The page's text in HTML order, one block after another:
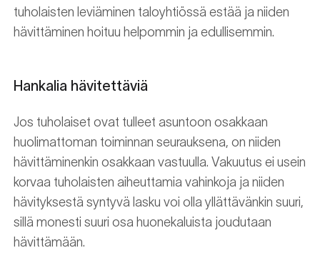
tuholaisten leviäminen taloyhtiössä estää ja niiden
hävittäminen hoituu helpommin ja edullisemmin.
Hankalia hävitettäviä
Jos tuholaiset ovat tulleet asuntoon osakkaan
huolimattoman toiminnan seurauksena, on niiden
hävittäminenkin osakkaan vastuulla. Vakuutus ei usein
korvaa tuholaisten aiheuttamia vahinkoja ja niiden
hävityksestä syntyvä lasku voi olla yllättävänkin suuri,
sillä monesti suuri osa huonekaluista joudutaan
hävittämään.